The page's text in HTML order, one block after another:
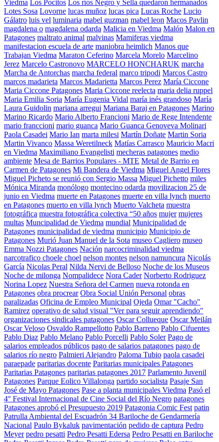
Viedma Los Pocitos Los ríos Negro y Sella quedaron hermanados
Lotes Sosa Lovorne lucas muñoz lucas pica Lucas Roche Lucio
Gálatro luis vel luminaria mabel guzman mabel leon Macos Pavlin
magdalena o magdalena odarda Malicia en Viedma Malón Malon en
Patagones maltrato animal malvinas Mamiferas viedma
manifestacion escuela de arte maniobra heimlich Manos que
Trabajan Viedma Maraton Ceferino Marcela Morelo Marcelino
Jerez Marcelo Castronovo MARCELO HONCHARUK marcha
Marcha de Antorchas marcha federal marco tripodi Marcos Castro
marcos madarieta Marcos Madarietta Marcos Perez María Ciccone
Maria Ciccone Patagones Maria Ciccone reelecta maria delia ruppel
Maria Emilia Soria María Eugenia Vidal maría inés grandoso María
Laura Guidolin mariana arregui Mariana Baraj en Patagones Marino
Marino Ricardo Mario Alberto Francioni Mario de Rege Intendente
mario franccioni mario guanca Mario Guanca Genoveva Molinari
Paola Casadei Mario Ian marta milesi Martín Doñate Martin Soria
Martin Vivanco Massa Weretilneck Matías Carrasco Mauricio Macri
en Viedma Maximiliano Evangelisti mecheras patagones medio
ambiente Mesa de Barrios Populares - MTE Metal de Barrio en
Carmen de Patagones Mi Bandera de Viedma Miguel Angel Flores
Miguel Picheto se reunió con Sergio Massa Miguel Pichetto miles
Mónica Miranda monólogo montecino odarda movilizacion 25 de
junio en Viedma muerte en Patagones muerte en villa lynch muerto
en Patagones muerto en villa lynch Muerto Valcheta muestra
fotográfica muestra fotográfica colectiva “50 años mujer mujeres
multas Muncipalidad de Viedma mundial Municipalidad de
Patagones municipalidad de viedma municipio Municipio de
Patagones Murió Juan Manuel de la Sota museo Cagliero museo
Emma Nozzi Patagones Nación narcocriminalidad viedma
narcotrafico choele choel nelson montes nelson namuncura Nicolás
García Nicolas Peral Nilda Nervi de Belloso Noche de los Museos
Noche de milonga Nompalidece Nora Cader Norberto Rodriguez
Norina Lopez Nuestra Señora del Carmen nueva rotonda en
Patagones obra procrear Obra Social Unión Personal obras
paralizadas Oficina de Empleo Municipal Ojeda Omar "Cacho"
Ramirez operativo de salud visual "Ver para seguir aprendiendo"
organizaciones sindicales patagones Oscar Collueque Oscar Meilán
Oscar Veloso Osvaldo Rampellotto Pablo Barreno Pablo Cifuentes
Pablo Diaz Pablo Melano Pablo Porcelli Pablo Soler Pago de
salarios empleados públicos pago de salarios patagones pago de
salarios río negro Palmieri Alejandro Paloma Tubio paola casadei
paraepade paritarias docente Paritarias municipales Patagones
Paritarias Patagones paritarias patagones 2017 Parlamento Juvenil
Patagones Parque Eolico Villalonga partido socialista Pasaje San
José de Mayo Patagones Pase a planta municipales Viedma Pasó el
4° Festival Internacional de Cine Social del Río Negro patagones
Patagones aprobó el Presupuesto 2019 Patagonia Comic Fest patin
Patrulla Ambiental del Escuadrón 34 Bariloche de Gendarmería
Nacional Paulo Bykaluk pavimentación pedido de captura Pedro
Meyer pedro pesatti Pedro Pesatti Edersa Pedro Pesatti en Bariloche